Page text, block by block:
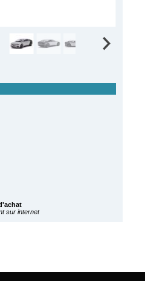
sur internet